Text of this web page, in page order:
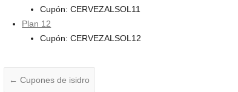
Cupón: CERVEZALSOL11
Plan 12
Cupón: CERVEZALSOL12
← Cupones de isidro